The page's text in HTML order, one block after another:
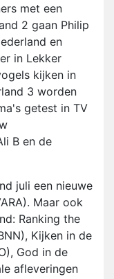
met een
2 gaan Philip
en
in Lekker
kijken in
3 worden
getest in TV
B en de
juli een nieuwe
Maar ook
Ranking the
Kijken in de
God in de
afleveringen